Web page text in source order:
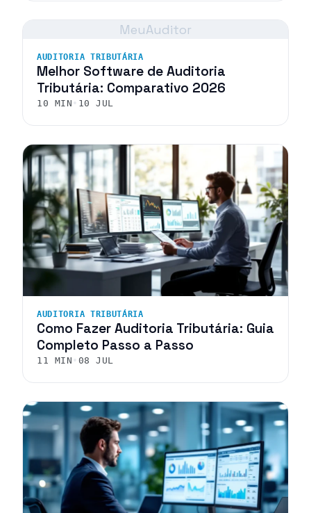
MeuAuditor
AUDITORIA TRIBUTÁRIA
Melhor Software de Auditoria
Tributária: Comparativo 2026
10 MIN • 10 JUL
AUDITORIA TRIBUTÁRIA
Como Fazer Auditoria Tributária: Guia
Completo Passo a Passo
11 MIN • 08 JUL